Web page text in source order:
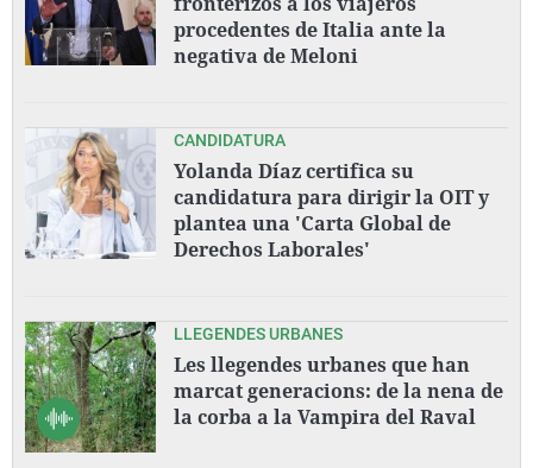
procedentes de Italia ante la
negativa de Meloni
CANDIDATURA
Yolanda Díaz certifica su
candidatura para dirigir la OIT y
plantea una 'Carta Global de
Derechos Laborales'
LLEGENDES URBANES
Les llegendes urbanes que han
marcat generacions: de la nena de
la corba a la Vampira del Raval